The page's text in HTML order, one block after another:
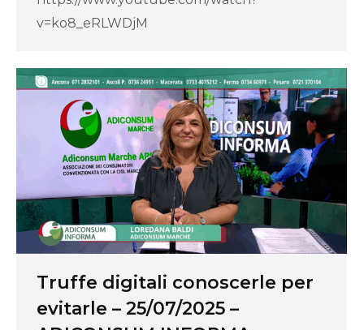
v=ko8_eRLWDjM
Truffe digitali conoscerle per
evitarle – 25/07/2025 –